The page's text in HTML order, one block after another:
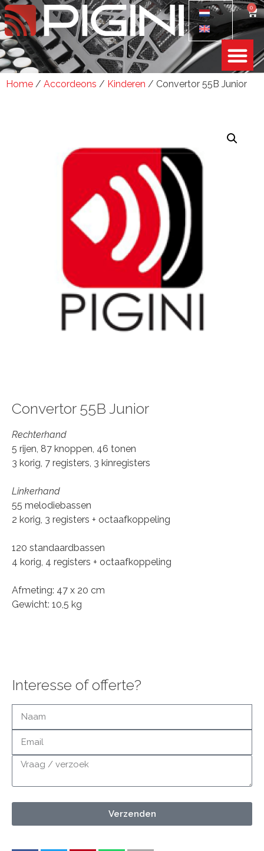
0
Home / Accordeons / Kinderen / Convertor 55B Junior
Convertor 55B Junior
Rechterhand
5 rijen, 87 knoppen, 46 tonen
3 korig, 7 registers, 3 kinregisters
Linkerhand
55 melodiebassen
2 korig, 3 registers + octaafkoppeling
120 standaardbassen
4 korig, 4 registers + octaafkoppeling
Afmeting: 47 x 20 cm
Gewicht: 10,5 kg
Interesse of offerte?
Verzenden